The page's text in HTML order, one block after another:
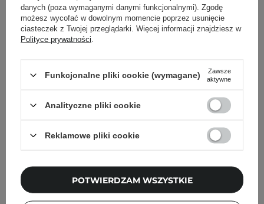
Cosibella Corner (Bohaterów Warszawy)
Cosibella Corner (Tadeusza Kościuszki)
Cosibella Corner (Jaracza)
Pielęgnacyjne checklisty, eksperckie porady,
beauty nowości - prosto na maila!
danych (poza wymaganymi danymi funkcjonalnymi). Zgodę
możesz wycofać w dowolnym momencie poprzez usunięcie
ciasteczek z Twojej przeglądarki. Więcej informacji znajdziesz w
Polityce prywatności
Funkcjonalne pliki cookie (wymagane)
Zawsze
aktywne
Analityczne pliki cookie
Reklamowe pliki cookie
POTWIERDZAM WSZYSTKIE